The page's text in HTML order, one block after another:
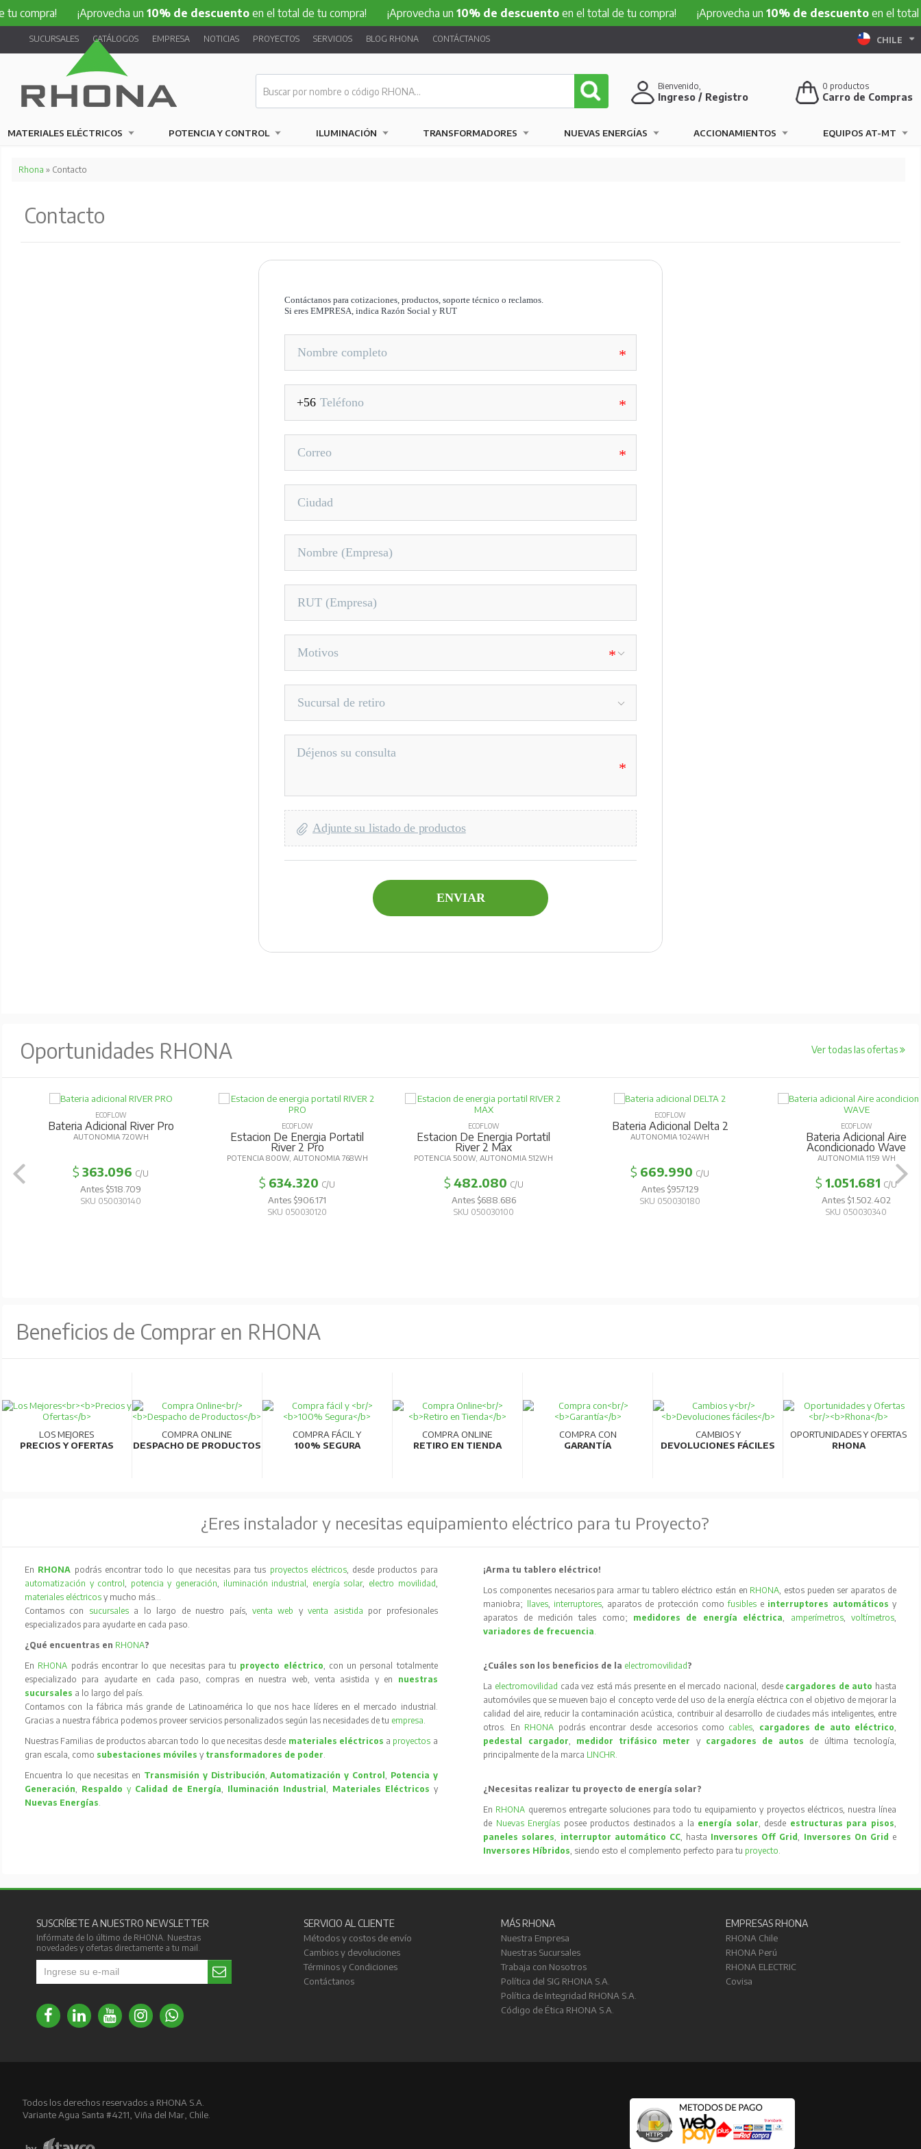
¡Aprovecha un10% de descuentoen el total de tu compra! ¡Aprovecha un10% de descuentoen el total de tu compra! ¡Aprovecha un10% de descuentoen el total de tu
SUCURSALES CATÁLOGOS EMPRESA NOTICIAS PROYECTOS SERVICIOS BLOG RHONA CONTÁCTANOS CHILE
0 productos
Carro de Compras
Bienvenido,
Ingreso / Registro
MATERIALES ELÉCTRICOS POTENCIA Y CONTROL ILUMINACIÓN TRANSFORMADORES NUEVAS ENERGÍAS ACCIONAMIENTOS EQUIPOS AT-MT
Rhona » Contacto
Contacto
Oportunidades RHONA Ver todas las ofertas
ECOFLOW
Bateria Adicional River Pro
AUTONOMIA 720WH
$363.096 C/U
Antes $518.709
SKU 050030140
ECOFLOW
Estacion De Energia Portatil
River 2 Pro
POTENCIA 800W, AUTONOMIA 768WH
$ 634.320 C/U
Antes $906.171
SKU 050030120
ECOFLOW
Estacion De Energia Portatil
River 2 Max
POTENCIA 500W, AUTONOMIA 512WH
$ 482.080 C/U
Antes $688.686
SKU 050030100
ECOFLOW
Bateria Adicional Delta 2
AUTONOMIA 1024WH
$ 669.990 C/U
Antes $957.129
SKU 050030180
ECOFLOW
Bateria Adicional Aire
Acondicionado Wave
AUTONOMIA 1159 WH
$ 1.051.681 C/U
Antes $1.502.402
SKU 050030340
Beneficios de Comprar en RHONA
LOS MEJORES
PRECIOS Y OFERTAS
COMPRA ONLINE
DESPACHO DE PRODUCTOS
COMPRA FÁCIL Y
100% SEGURA
COMPRA ONLINE
RETIRO EN TIENDA
COMPRA CON
GARANTÍA
CAMBIOS Y
DEVOLUCIONES FÁCILES
OPORTUNIDADES Y OFERTAS
RHONA
¿Eres instalador y necesitas equipamiento eléctrico para tu Proyecto?
En RHONA podrás encontrar todo lo que necesitas para tus proyectos eléctricos, desde productos para
automatización y control, potencia y generación, iluminación industrial, energía solar, electro movilidad,
materiales eléctricos y mucho más…
Contamos con sucursales a lo largo de nuestro país, venta web yventa asistida por profesionales
especializados para ayudarte en cada paso.
¿Qué encuentras en RHONA?
En RHONA podrás encontrar lo que necesitas para tu proyecto eléctrico, con un personal totalmente
especializado para ayudarte en cada paso, compras en nuestra web, venta asistida y en nuestras
sucursales a lo largo del país.
Contamos con la fábrica más grande de Latinoamérica lo que nos hace líderes en el mercado industrial.
Gracias a nuestra fábrica podemos proveer servicios personalizados según las necesidades de tu empresa.
Nuestras Familias de productos abarcan todo lo que necesitas desde materiales eléctricos a proyectos a
gran escala, como subestaciones móvilesy transformadores de poder.
Encuentra lo que necesitas en Transmisión y Distribución,Automatización y Control, Potencia y
Generación, Respaldo y Calidad de Energía, Iluminación Industrial , Materiales Eléctricos y
Nuevas Energías.
¡Arma tu tablero eléctrico!
Los componentes necesarios para armar tu tablero eléctrico están en RHONA, estos pueden ser aparatos de
maniobra;
llaves, interruptores, aparatos de protección comofusibles e interruptores automáticos y
aparatos de medición tales como; medidores de energía eléctrica, amperímetros, voltímetros,
variadores de frecuencia.
¿Cuáles son los beneficios de la electromovilidad ?
La electromovilidad cada vez está más presente en el mercado nacional, desde cargadores de auto hasta
automóviles que se mueven bajo el concepto verde del uso de la energía eléctrica con el objetivo de mejorar la
calidad del aire, reducir la contaminación acústica, contribuir al desarrollo de ciudades más inteligentes, entre
otros. En RHONA podrás encontrar desde accesorios como cables, cargadores de auto eléctrico,
pedestal cargador, medidor trifásico meter y cargadores de autos
de última tecnología,
principalmente de la marca LINCHR.
¿Necesitas realizar tu proyecto de energía solar?
En RHONA queremos entregarte soluciones para todo tu equipamiento y proyectos eléctricos, nuestra línea
de Nuevas Energías posee productos destinados a la energía solar, desde estructuras para pisos,
paneles solares, interruptor automático CC, hasta Inversores Off Grid, Inversores On Grid e
Inversores Híbridos, siendo esto el complemento perfecto para tu proyecto.
SUSCRÍBETE A NUESTRO NEWSLETTER
Infórmate de lo último de RHONA. Nuestras
novedades y ofertas directamente a tu mail.
SERVICIO AL CLIENTE
Métodos y costos de envío
Cambios y devoluciones
Términos y Condiciones
Contáctanos
MÁS RHONA
Nuestra Empresa
Nuestras Sucursales
Trabaja con Nosotros
Política del SIG RHONA S.A.
Política de Integridad RHONA S.A.
Código de Ética RHONA S.A.
EMPRESAS RHONA
RHONA Chile
RHONA Perú
RHONA ELECTRIC
Covisa
Todos los derechos reservados a RHONA S.A.
Variante Agua Santa #4211, Viña del Mar, Chile.